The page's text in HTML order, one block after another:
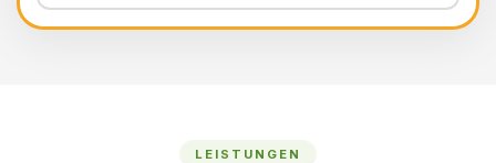
LEISTUNGEN